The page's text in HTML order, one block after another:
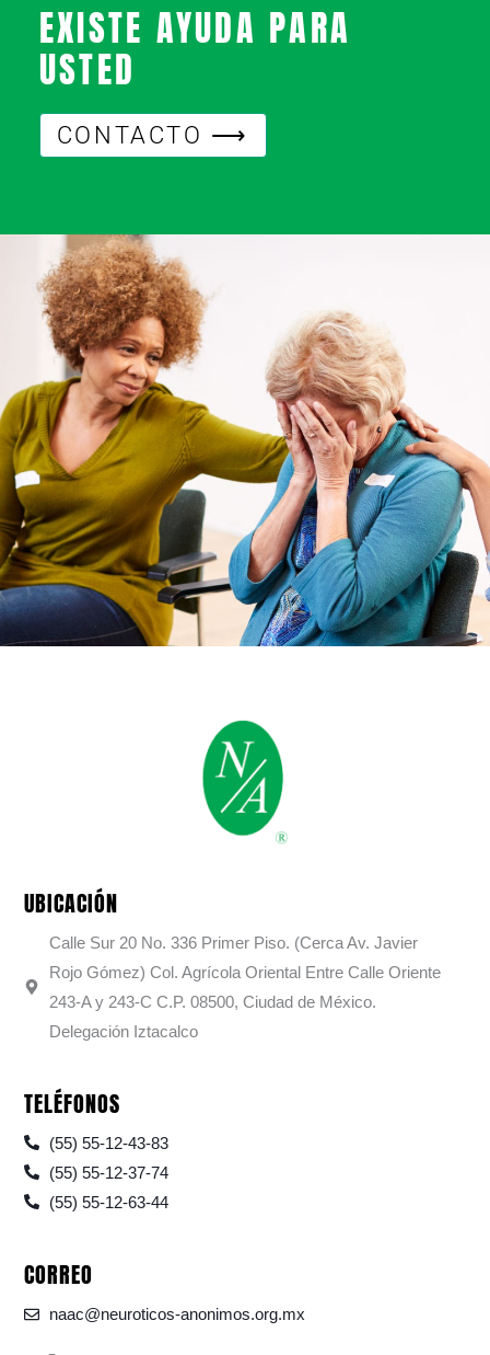
EXISTE AYUDA PARA
USTED
CONTACTO ⟶
UBICACIÓN
Calle Sur 20 No. 336 Primer Piso. (Cerca Av. Javier
Rojo Gómez) Col. Agrícola Oriental Entre Calle Oriente
243-A y 243-C C.P. 08500, Ciudad de México.
Delegación Iztacalco
TELÉFONOS
(55) 55-12-43-83
(55) 55-12-37-74
(55) 55-12-63-44
CORREO
naac@neuroticos-anonimos.org.mx